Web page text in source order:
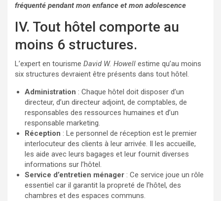
fréquenté pendant mon enfance et mon adolescence
IV. Tout hôtel comporte au
moins 6 structures.
L’expert en tourisme David W. Howell estime qu’au moins
six structures devraient être présents dans tout hôtel.
Administration : Chaque hôtel doit disposer d’un
directeur, d’un directeur adjoint, de comptables, de
responsables des ressources humaines et d’un
responsable marketing.
Réception : Le personnel de réception est le premier
interlocuteur des clients à leur arrivée. Il les accueille,
les aide avec leurs bagages et leur fournit diverses
informations sur l’hôtel.
Service d’entretien ménager : Ce service joue un rôle
essentiel car il garantit la propreté de l’hôtel, des
chambres et des espaces communs.